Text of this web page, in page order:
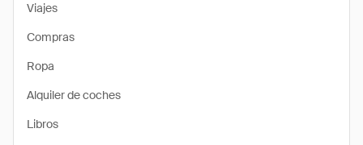
Viajes
Compras
Ropa
Alquiler de coches
Libros